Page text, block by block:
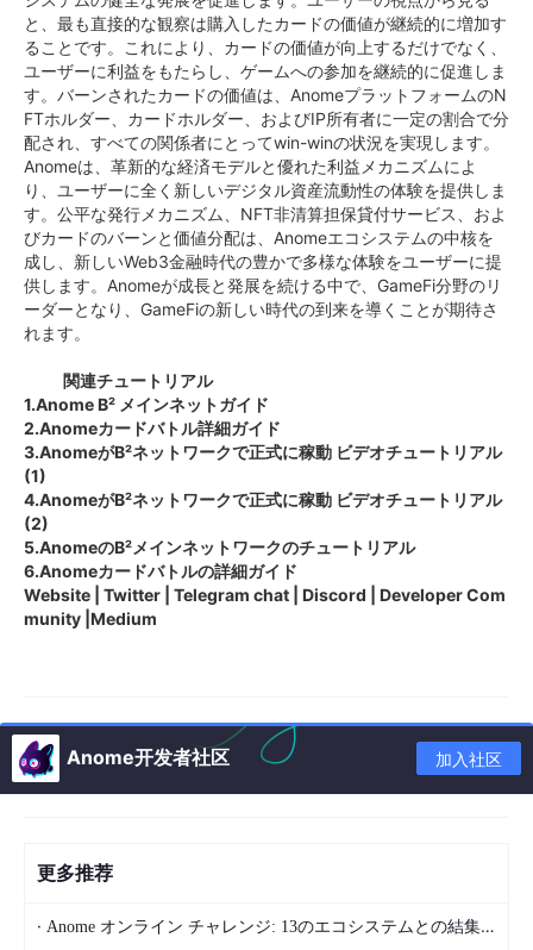
と、最も直接的な観察は購入したカードの価値が継続的に増加す
ることです。これにより、カードの価値が向上するだけでなく、
ユーザーに利益をもたらし、ゲームへの参加を継続的に促進しま
す。バーンされたカードの価値は、AnomeプラットフォームのN
FTホルダー、カードホルダー、およびIP所有者に一定の割合で分
配され、すべての関係者にとってwin-winの状況を実現します。
Anomeは、革新的な経済モデルと優れた利益メカニズムによ
り、ユーザーに全く新しいデジタル資産流動性の体験を提供しま
す。公平な発行メカニズム、NFT非清算担保貸付サービス、およ
びカードのバーンと価値分配は、Anomeエコシステムの中核を
成し、新しいWeb3金融時代の豊かで多様な体験をユーザーに提
供します。Anomeが成長と発展を続ける中で、GameFi分野のリ
ーダーとなり、GameFiの新しい時代の到来を導くことが期待さ
れます。
関連チュートリアル
1.Anome B² メインネットガイド
2.Anomeカードバトル詳細ガイド
3.AnomeがB²ネットワークで正式に稼動 ビデオチュートリアル
(1)
4.AnomeがB²ネットワークで正式に稼動 ビデオチュートリアル
(2)
5.AnomeのB²メインネットワークのチュートリアル
6.Anomeカードバトルの詳細ガイド
Website | Twitter | Telegram chat | Discord | Developer Com
munity |Medium
Anome开发者社区 加入社区
更多推荐
· Anome オンライン チャレンジ: 13のエコシステムとの結集で、類を見ないゲーム体験を!